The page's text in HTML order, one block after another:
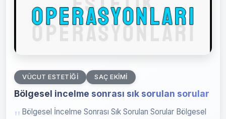
VÜCUT ESTETIĞI SAÇ EKIMI
Bölgesel incelme sonrası sık sorulan sorular
Bölgesel İncelme Sonrası Sık Sorulan Sorular Bölgesel